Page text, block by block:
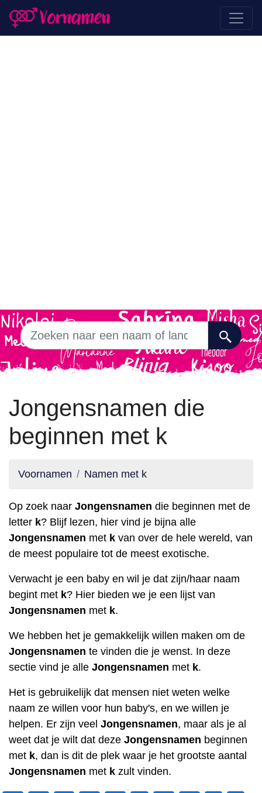
Jongensnamen die
beginnen met k
Voornamen Namen met k
Op zoek naar Jongensnamen die beginnen met de
letter k? Blijf lezen, hier vind je bijna alle
Jongensnamen met k van over de hele wereld, van
de meest populaire tot de meest exotische.
Verwacht je een baby en wil je dat zijn/haar naam
begint met k? Hier bieden we je een lijst van
Jongensnamen met k.
We hebben het je gemakkelijk willen maken om de
Jongensnamen te vinden die je wenst. In deze
sectie vind je alle Jongensnamen met k.
Het is gebruikelijk dat mensen niet weten welke
naam ze willen voor hun baby's, en we willen je
helpen. Er zijn veel Jongensnamen, maar als je al
weet dat je wilt dat deze Jongensnamen beginnen
met k, dan is dit de plek waar je het grootste aantal
Jongensnamen met k zult vinden.